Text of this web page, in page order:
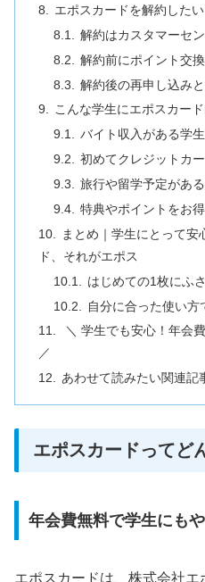
エポスカードを解約した
解約はカスタマーセ
解約前にポイント交
解約後の再申し込み
こんな学生にエポスカード
バイト収入がある学
初めてクレジットカ
旅行や留学予定がある
特典やポイントをお
まとめ｜学生にとって
ド、それがエポス
はじめての1枚にふ
自分に合った使い方
＼ 学生でも安心！年会
／
あわせて読みたい関連記
エポスカードってど
年会費無料で学生にも
エポスカードは、株式会社